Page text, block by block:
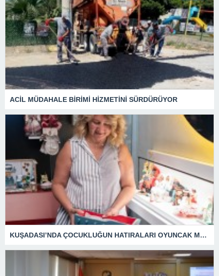
ACİL MÜDAHALE BİRİMİ HİZMETİNİ SÜRDÜRÜYOR
KUŞADASI’NDA ÇOCUKLUĞUN HATIRALARI OYUNCAK MÜZESİNDE HAYAT BULACAK